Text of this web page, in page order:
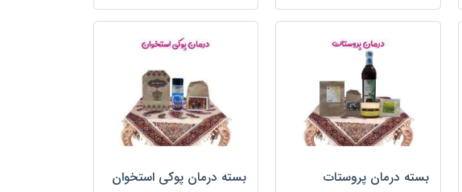
بسته درمان پروستات بسته درمان پوکی استخوان